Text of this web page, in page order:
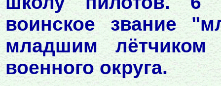
воинское звание
младшим
военного округа.